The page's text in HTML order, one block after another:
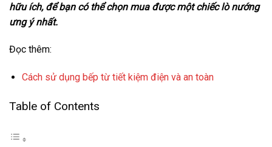
hữu ích, để bạn có thể chọn mua được một chiếc lò nướng
ưng ý nhất.
Đọc thêm:
Cách sử dụng bếp từ tiết kiệm điện và an toàn
Table of Contents